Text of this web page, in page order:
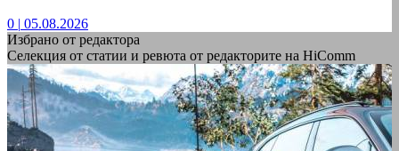
0 | 05.08.2026
Избрано от редактора
Селекция от статии и ревюта от редакторите на HiComm